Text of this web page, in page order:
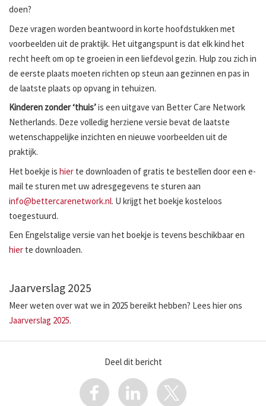
doen?
Deze vragen worden beantwoord in korte hoofdstukken met
voorbeelden uit de praktijk. Het uitgangspunt is dat elk kind het
recht heeft om op te groeien in een liefdevol gezin. Hulp zou zich in
de eerste plaats moeten richten op steun aan gezinnen en pas in
de laatste plaats op opvang in tehuizen.
Kinderen zonder ‘thuis’is een uitgave van Better Care Network
Netherlands. Deze volledig herziene versie bevat de laatste
wetenschappelijke inzichten en nieuwe voorbeelden uit de
praktijk.
Het boekje is hier te downloaden of gratis te bestellen door een e-
mail te sturen met uw adresgegevens te sturen aan
info@bettercarenetwork.nl. U krijgt het boekje kosteloos
toegestuurd.
Een Engelstalige versie van het boekje is tevens beschikbaar en
hier te downloaden.
Jaarverslag 2025
Meer weten over wat we in 2025 bereikt hebben? Lees hier ons
Jaarverslag 2025.
Deel dit bericht